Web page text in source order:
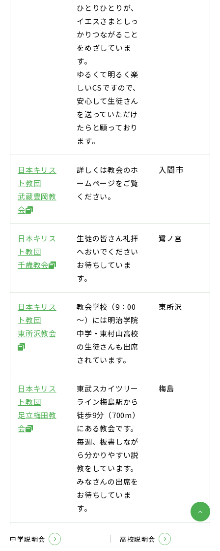
ひとりひとりが、
イエスさまとしっ
かりつながること
をめざしていま
す。
ゆるくて明るく楽
しいCSですので、
安心して生徒さん
を送っていただけ
たらと願っており
ます。
日本キリス
ト教団
武蔵豊岡教
会
詳しくは教会のホ
ームページをご覧
ください。
入間市
日本キリス
ト教団
千歳教会
生徒の皆さん礼拝
へおいでください
お待ちしていま
す。
鷺ノ宮
日本キリス
ト教団
東所沢教会
教会学校（9：00
～）には明治学院
中学・東村山高校
の生徒さんも出席
されています。
東所沢
日本キリス
ト教団
足立梅田教
会
東武スカイツリー
ライン梅島駅から
徒歩9分（700m）
にある教会です。
毎週、板書しなが
ら分かりやすい説
教をしています。
みなさんの出席を
お待ちしていま
す。
梅島
日本キリス
第2～第5日曜
大泉学園
中学説明会 高校説明会